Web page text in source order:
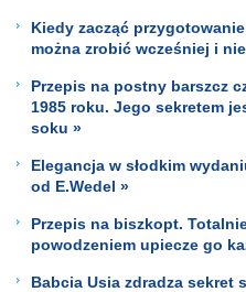
Kiedy zacząć
można zrobić wcześniej i
Przepis na postny barszcz
1985 roku. Jego sekretem
soku »
Elegancja w słodkim
od E.Wedel »
Przepis na biszkopt.
powodzeniem upiecze go
Babcia Usia zdradza sekret